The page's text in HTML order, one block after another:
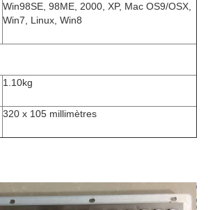
Win98SE, 98ME, 2000, XP, Mac OS9/OSX,
Win7, Linux, Win8
1.10kg
320 x 105 millimètres